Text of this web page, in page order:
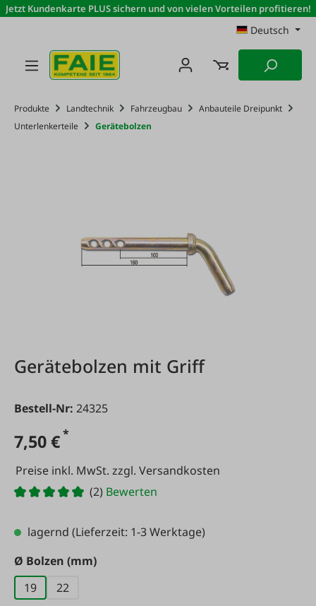
Zum Hauptinhalt springen
Jetzt Kundenkarte PLUS sichern und von vielen Vorteilen profitieren!
Deutsch
Produkte Landtechnik Fahrzeugbau
Anbauteile Dreipunkt
Unterlenkerteile
Gerätebolzen
Gerätebolzen mit Griff
Bestell-Nr: 24325
7,50 €*
Preise inkl. MwSt. zzgl. Versandkosten
(2) Bewerten
lagernd (Lieferzeit: 1-3 Werktage)
Ø Bolzen (mm)auswählen
19
22